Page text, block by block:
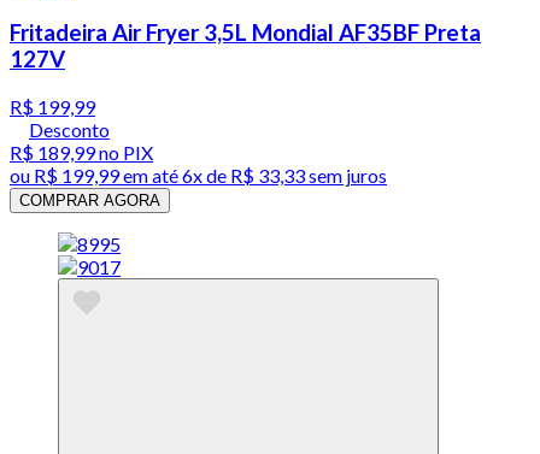
Fritadeira Air Fryer 3,5L Mondial AF35BF Preta
127V
R$ 199,99
Desconto
R$ 189,99no PIX
ou R$ 199,99em até6x de R$ 33,33 sem juros
COMPRAR AGORA